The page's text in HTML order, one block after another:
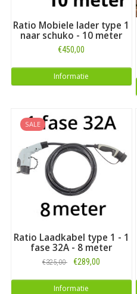
Ratio Mobiele lader type 1
naar schuko - 10 meter
€450,00
Informatie
SALE
Ratio Laadkabel type 1 - 1
fase 32A - 8 meter
€325,00 €289,00
Informatie